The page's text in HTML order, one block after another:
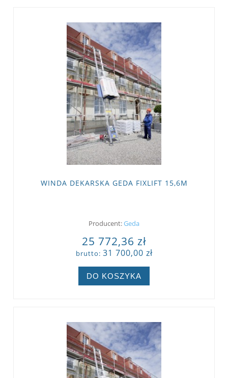
WINDA DEKARSKA GEDA FIXLIFT 15,6M
Producent:Geda
25 772,36 zł
brutto: 31 700,00 zł
DO KOSZYKA